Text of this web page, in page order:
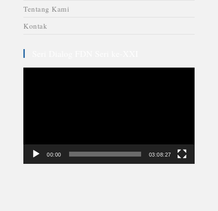
Tentang Kami
Kontak
00:00 03:08:27